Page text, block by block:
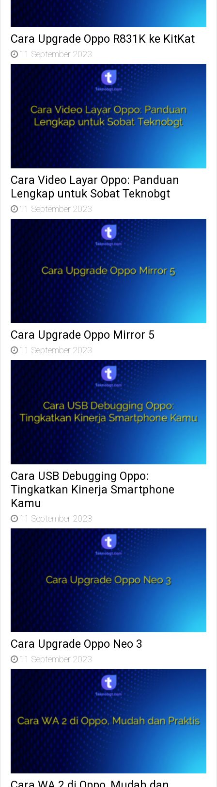
Cara Upgrade Oppo R831K ke KitKat
11 September 2023
Cara Video Layar Oppo: Panduan
Lengkap untuk Sobat Teknobgt
11 September 2023
Cara Upgrade Oppo Mirror 5
11 September 2023
Cara USB Debugging Oppo:
Tingkatkan Kinerja Smartphone
Kamu
11 September 2023
Cara Upgrade Oppo Neo 3
11 September 2023